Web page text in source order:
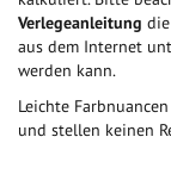
Verlegeanleitung
aus dem Internet
werden kann.
Leichte
und stellen keinen